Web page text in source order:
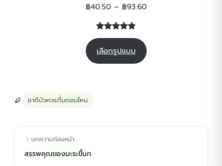
฿40.50 – ฿93.60Price
through
ให้คะแนน
4.90จาก
229
เลือกรูปแบบ
ชาดีบัวควรดื่มตอนไหน
บทความก่อนหน้า
สรรพคุณของมะระขี้นก